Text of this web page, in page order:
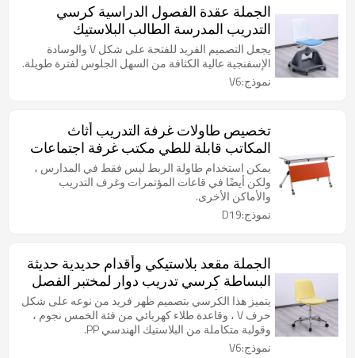
الجملة عقدة الفصول الدراسية كرسي
التدريب المدرسة الطالب البلاستيك
الكراسي الدوارة مع عجلات عالية قابل
للتعديل
يجعل التصميم الفريد للفتحة على شكل V والوسادة
الإسفنجية عالية الكثافة من السهل الجلوس لفترة طويلة.
نموذج:V6
تخصيص طاولات غرفة التدريب أثاث
المكاتب قابلة للطي مكتب غرفة اجتماعات
اجتماعات مع عجلات
يمكن استخدام طاولة الربط ليس فقط في المدارس ،
ولكن أيضًا في قاعات المؤتمرات وغرف التدريب
والأماكن الأخرى.
نموذج:D19
الجملة مقعد بلاستيكي وأقدام حديدية حديثة
البساطة كرسي تدريب دوار لمختبر الفصل
الدراسي أو غرفة المؤتمرات مع المصعد
يتميز هذا الكرسي بتصميم ظهر فريد من نوعه على شكل
حرف V ، وقاعدة طلاء كهربائي من فئة الخمس نجوم ،
وقولبة متكاملة من البلاستيك الهندسي PP.
نموذج:V6